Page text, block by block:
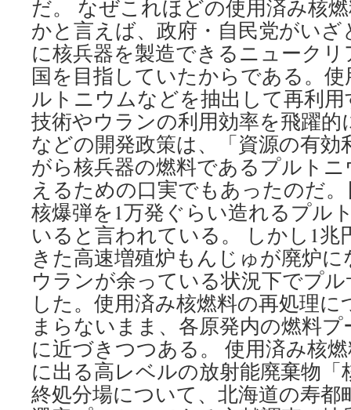
だ。 なぜこれほどの使用済み核
かと言えば、政府・自民党がいざ
に核兵器を製造できるニューク
国を目指していたからである。
ルトニウムなどを抽出して再利
技術やウランの利用効率を飛躍的
などの開発政策は、「資源の有
がら核兵器の燃料であるプルト
えるための口実でもあったのだ
核爆弾を1万発ぐらい造れるプル
いると言われている。 しかし1兆
きた高速増殖炉もんじゅが廃炉
ウランが余っている状況下でプ
した。使用済み核燃料の再処理
まらないまま、各原発内の燃料
に近づきつつある。 使用済み核
に出る高レベルの放射能廃棄物
終処分場について、北海道の寿都